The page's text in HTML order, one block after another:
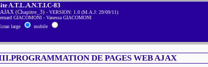
A.T.L.A.N.T.I.C-83
AJAX (Chapitre_3)- VERSION: 1.0 (M.A.J: 29/09/11)
GIACOMONI - Vanessa GIACOMONI
large
mobile
DE PAGES WEB AJAX